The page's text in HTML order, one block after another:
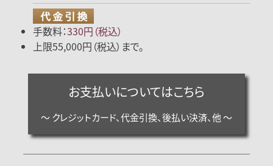
手数料：330円（税込）
上限55,000円（税込）まで。
お支払いについてはこちら
～ クレジットカード、代金引換、後払い決済、他 ～